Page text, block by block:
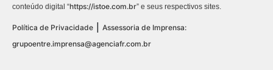
conteúdo digital “https://istoe.com.br” e seus respectivos sites.
Política de Privacidade
Assessoria de Imprensa:
grupoentre.imprensa@agenciafr.com.br